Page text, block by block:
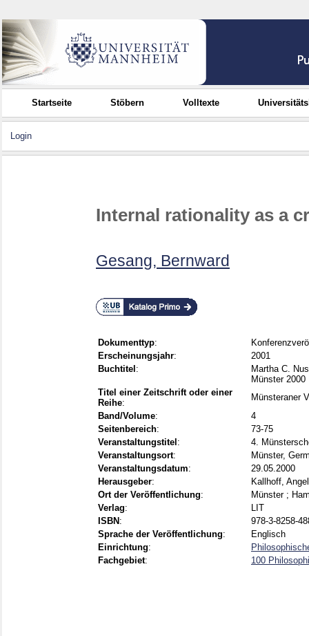
Startseite Stöbern Volltexte
Login
Internal rationality as a
Gesang, Bernward
Dokumenttyp:
Erscheinungsjahr:
2001
Buchtitel :
Martha C.
Münster 2000
Titel einer Zeitschrift oder einer
Reihe:
Münsteraner
Band/Volume:
4
Seitenbereich:
73-75
Veranstaltungstitel :
4.
Veranstaltungsort:
Münster,
Veranstaltungsdatum:
29.05.2000
Herausgeber:
Kallhoff,
Ort der Veröffentlichung:
Münster ;
Verlag:
LIT
ISBN :
978-3-8258-
Sprache der Veröffentlichung:
Englisch
Einrichtung:
Fachgebiet: 100